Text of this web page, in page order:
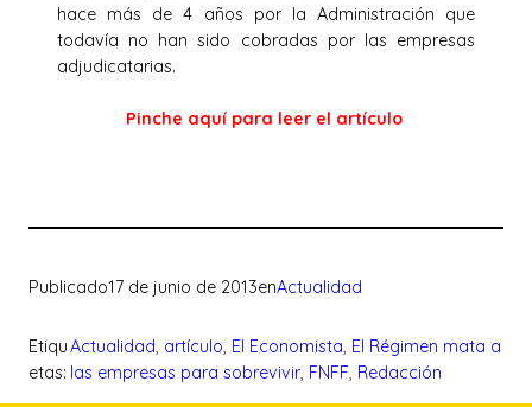
hace más de 4 años por la Administración que
todavía no han sido cobradas por las empresas
adjudicatarias.
Pinche aquí para leer el artículo
Publicado17 de junio de 2013enActualidad
Etiqu
etas:
Actualidad, artículo, El Economista, El Régimen mata a
las empresas para sobrevivir, FNFF, Redacción